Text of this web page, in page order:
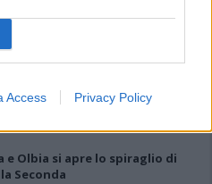
Access Privacy Policy
Limongelli, Bolzicco e tanti
e Olbia si apre lo spiraglio di
Seconda